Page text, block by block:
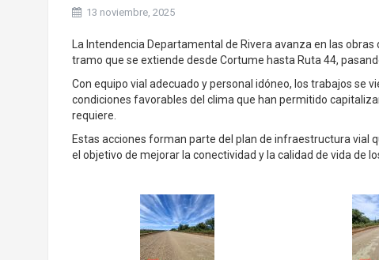
13 noviembre, 2025
La Intendencia Departamental de Rivera avanza en las
tramo que se extiende desde Cortume hasta Ruta 44,
Con equipo vial adecuado y personal idóneo, los trabajos se
condiciones favorables del clima que han permitido
requiere.
Estas acciones forman parte del plan de infraestructura vial
el objetivo de mejorar la conectividad y la calidad de vida de